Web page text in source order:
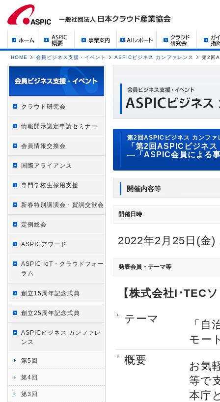
HOME 会員ビジネス支援・イベント ASPICビジネス カンファレンス 第2回
クラウド研究会
情報開示認定申請セミナー
会員情報交換会
国際アライアンス
専門学校生採用支援
新春特別講演会・賀詞交歓会
定例総会
ASPICアワード
ASPIC IoT・クラウドフォー
ラム
創立15周年記念式典
創立25周年記念式典
ASPICビジネス カンファレ
ンス
第5回
第4回
第3回
第2回ASPICビジネス カンファ
「第2回ASPICビジネ
―「ASPIC会員による
開催内容等
開催日時
2022年2月25日(金
発表会員・テーマ等
【株式会社I･TEC
テーマ
「
モー
概要
お気
等で
本庁